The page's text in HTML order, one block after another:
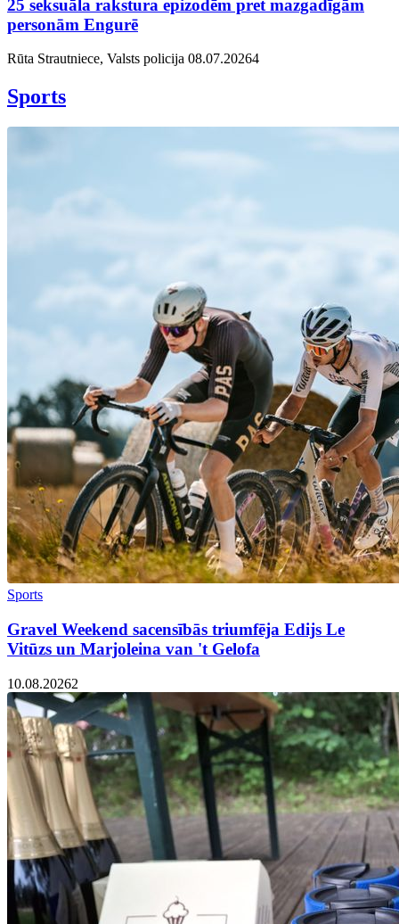
25 seksuāla rakstura epizodēm pret mazgadīgām
personām Engurē
Rūta Strautniece, Valsts policija 08.07.20264
Sports
Sports
Gravel Weekend sacensībās triumfēja Edijs Le
Vitūzs un Marjoleina van 't Gelofa
10.08.20262